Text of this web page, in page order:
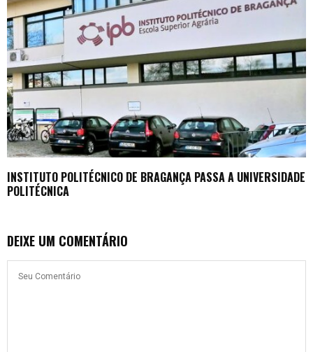
INSTITUTO POLITÉCNICO DE BRAGANÇA PASSA A UNIVERSIDADE
POLITÉCNICA
DEIXE UM COMENTÁRIO